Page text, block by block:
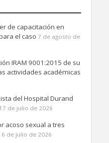
de capacitación en
el caso 7 de agosto de
IRAM 9001:2015 de su
actividades académicas
del Hospital Durand
17 de julio de 2026
acoso sexual a tres
de julio de 2026